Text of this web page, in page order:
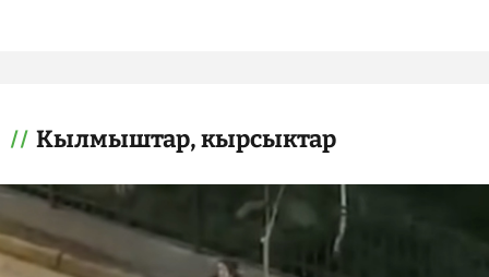
Кылмыштар, кырсыктар